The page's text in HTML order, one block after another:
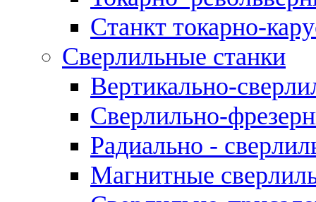
Станкт токарно-
Сверлильные станки
Вертикально-
Сверлильно-
Радиально -
Магнитные